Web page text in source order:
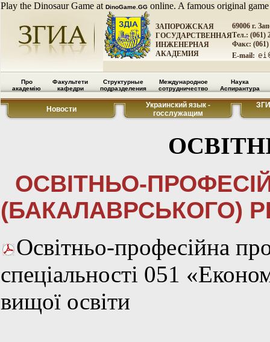
Play the Dinosaur Game at DinoGame.GG online. A famous original
ЗАПОРОЖСКАЯ
ГОСУДАРСТВЕННАЯ
ИНЖЕНЕРНАЯ
АКАДЕМИЯ
69006 г.
Тел.: (061)
Факс: (061)
E-mail:
Про
академію
Факультети
кафедри
Структурные
подразделения
Международное
сотрудничество
Наука
Аспирантура
Новости
Украинский язык -
госслужащим
ОСВІТНЬО-
(БАКАЛАВРСЬКОГО)
Освітньо-професійна
спеціальності 051
вищої освіти